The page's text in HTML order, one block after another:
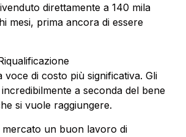
direttamente a 140 mila
mesi, prima ancora di essere
voce di costo più significativa. Gli
a seconda del bene
si vuole raggiungere.
mercato un buon lavoro di